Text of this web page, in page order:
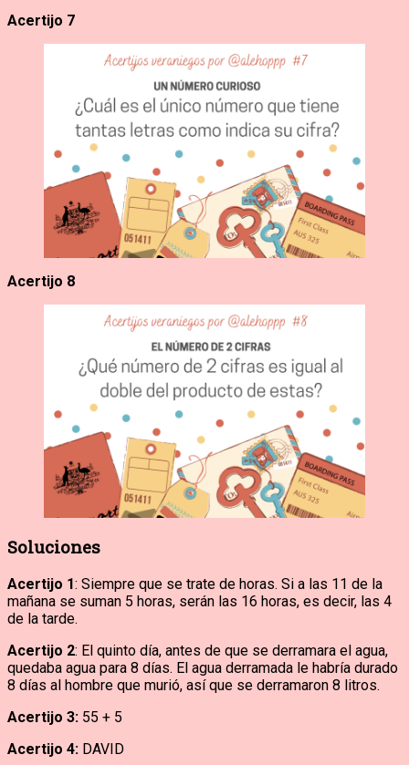
Acertijo 7
Acertijo 8
Soluciones
Acertijo 1: Siempre que se trate de horas. Si a las 11 de la
mañana se suman 5 horas, serán las 16 horas, es decir, las 4
de la tarde.
Acertijo 2: El quinto día, antes de que se derramara el agua,
quedaba agua para 8 días. El agua derramada le habría durado
8 días al hombre que murió, así que se derramaron 8 litros.
Acertijo 3: 55 + 5
Acertijo 4: DAVID